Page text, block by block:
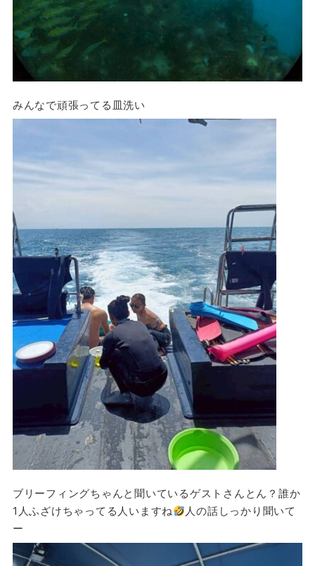
みんなで頑張ってる皿洗い
ブリーフィングちゃんと聞いているゲストさんとん？誰か
1人ふざけちゃってる人いますね
人の話しっかり聞いて
ー